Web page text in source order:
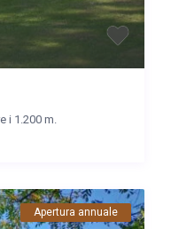
i 1.200 m.
Apertura annuale